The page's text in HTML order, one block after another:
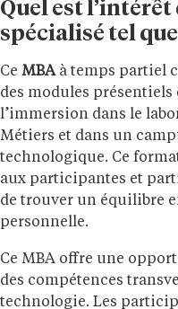
Quel est
spécialisé tel
Ce MBAà temps partiel
des modules
l’immersion dans le
Métiers et dans un
technologique. Ce
aux participantes et
de trouver un équilibre
personnelle.
Ce MBA offre une
des compétences
technologie. Les